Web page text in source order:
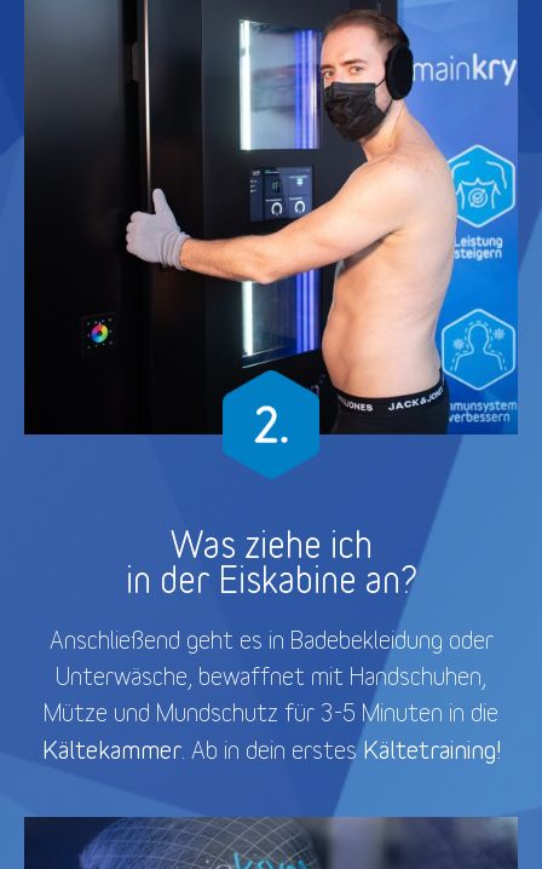
Was ziehe ich
in der Eiskabine an?
Anschließend geht es in Badebekleidung oder
Unterwäsche, bewaffnet mit Handschuhen,
Mütze und Mundschutz für 3-5 Minuten in die
Kältekammer. Ab in dein erstesKältetraining!